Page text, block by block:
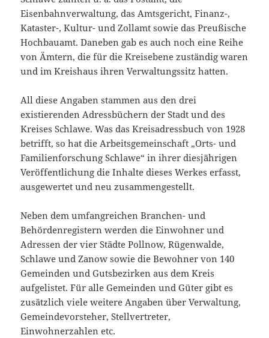
Eisenbahnverwaltung, das Amtsgericht, Finanz-,
Kataster-, Kultur- und Zollamt sowie das Preußische
Hochbauamt. Daneben gab es auch noch eine Reihe
von Ämtern, die für die Kreisebene zuständig waren
und im Kreishaus ihren Verwaltungssitz hatten.
All diese Angaben stammen aus den drei
existierenden Adressbüchern der Stadt und des
Kreises Schlawe. Was das Kreisadressbuch von 1928
betrifft, so hat die Arbeitsgemeinschaft „Orts- und
Familienforschung Schlawe“ in ihrer diesjährigen
Veröffentlichung die Inhalte dieses Werkes erfasst,
ausgewertet und neu zusammengestellt.
Neben dem umfangreichen Branchen- und
Behördenregistern werden die Einwohner und
Adressen der vier Städte Pollnow, Rügenwalde,
Schlawe und Zanow sowie die Bewohner von 140
Gemeinden und Gutsbezirken aus dem Kreis
aufgelistet. Für alle Gemeinden und Güter gibt es
zusätzlich viele weitere Angaben über Verwaltung,
Gemeindevorsteher, Stellvertreter,
Einwohnerzahlen etc.